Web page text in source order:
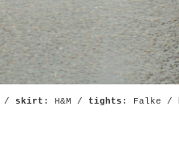
/ skirt : H&M / tights : Falke /